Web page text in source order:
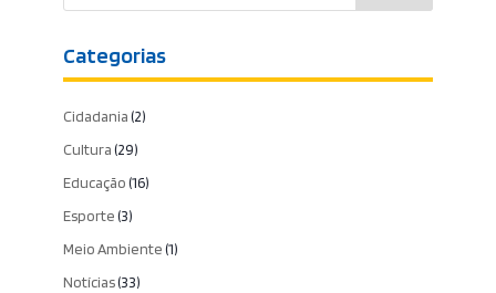
Categorias
Cidadania(2)
Cultura(29)
Educação(16)
Esporte(3)
Meio Ambiente(1)
Notícias(33)